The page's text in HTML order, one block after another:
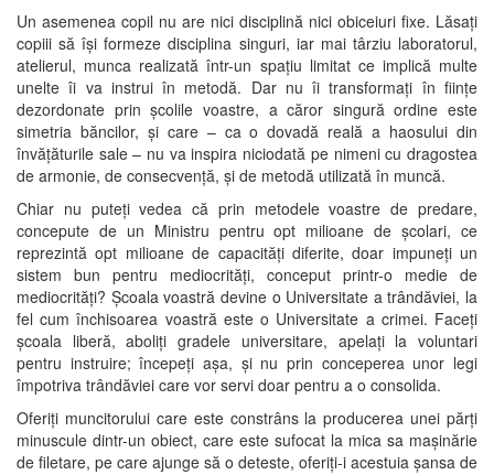
Un asemenea copil nu are nici disciplină nici obiceiuri fixe. Lăsați
copiii să își formeze disciplina singuri, iar mai târziu laboratorul,
atelierul, munca realizată într-un spațiu limitat ce implică multe
unelte îi va instrui în metodă. Dar nu îi transformați în ființe
dezordonate prin școlile voastre, a căror singură ordine este
simetria băncilor, și care – ca o dovadă reală a haosului din
învățăturile sale – nu va inspira niciodată pe nimeni cu dragostea
de armonie, de consecvență, și de metodă utilizată în muncă.
Chiar nu puteți vedea că prin metodele voastre de predare,
concepute de un Ministru pentru opt milioane de școlari, ce
reprezintă opt milioane de capacități diferite, doar impuneți un
sistem bun pentru mediocrități, conceput printr-o medie de
mediocrități? Școala voastră devine o Universitate a trândăviei, la
fel cum închisoarea voastră este o Universitate a crimei. Faceți
școala liberă, aboliți gradele universitare, apelați la voluntari
pentru instruire; începeți așa, și nu prin conceperea unor legi
împotriva trândăviei care vor servi doar pentru a o consolida.
Oferiți muncitorului care este constrâns la producerea unei părți
minuscule dintr-un obiect, care este sufocat la mica sa mașinărie
de filetare, pe care ajunge să o deteste, oferiți-i acestuia șansa de